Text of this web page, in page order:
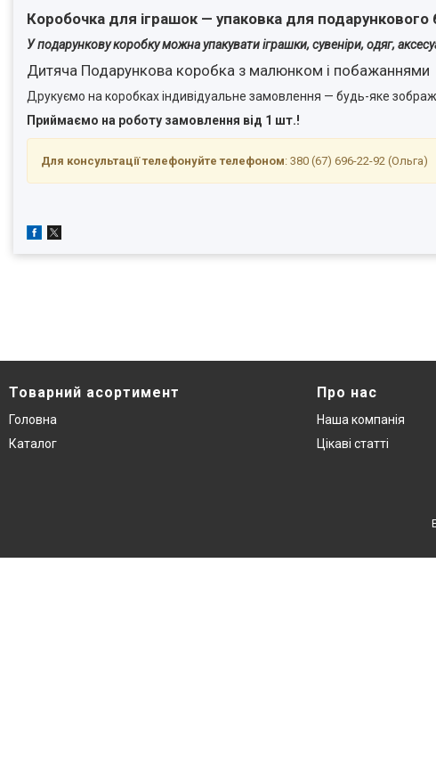
Коробочка для іграшок — упаковка для подарункового
У подарункову коробку можна упакувати іграшки, сувеніри, одяг,
Дитяча Подарункова коробка з малюнком і побажаннями
Друкуємо на коробках індивідуальне замовлення — будь-яке
Приймаємо на роботу замовлення від 1 шт.!
Для консультації телефонуйте телефоном: 380 (67) 696-22-92 (Ольга)
Товарний асортимент
Головна
Каталог
Про нас
Наша компанія
Цікаві статті